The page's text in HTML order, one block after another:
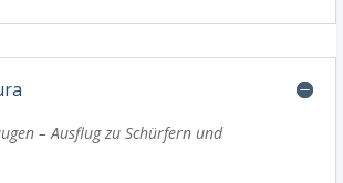
– Ausflug zu Schürfern und